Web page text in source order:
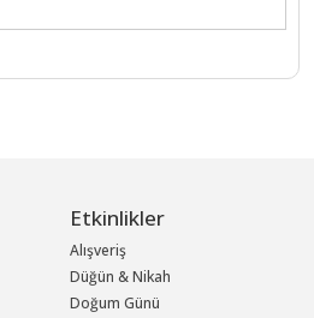
Etkinlikler
Alışveriş
Düğün & Nikah
Doğum Günü